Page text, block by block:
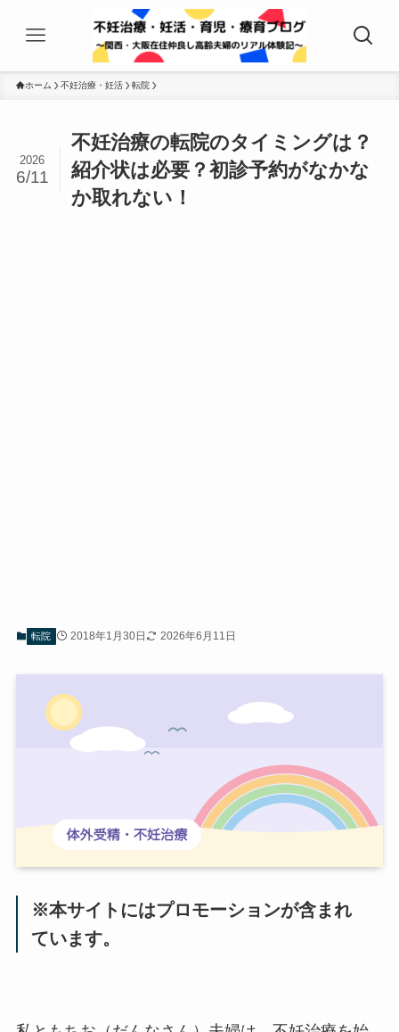
ホーム 不妊治療・妊活 転院
不妊治療の転院のタイミングは？
紹介状は必要？初診予約がなかな
か取れない！
2026
6/11
転院 2018年1月30日 2026年6月11日
※本サイトにはプロモーションが含まれ
ています。